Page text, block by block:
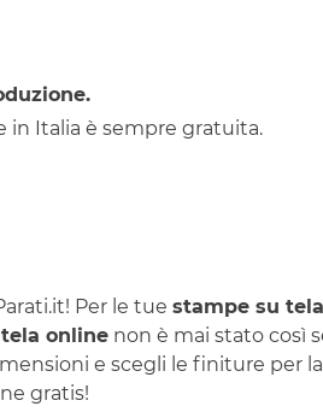
in Italia è sempre gratuita.
Per le tue stampe su tela
online non è mai stato così
e scegli le finiture per
gratis!